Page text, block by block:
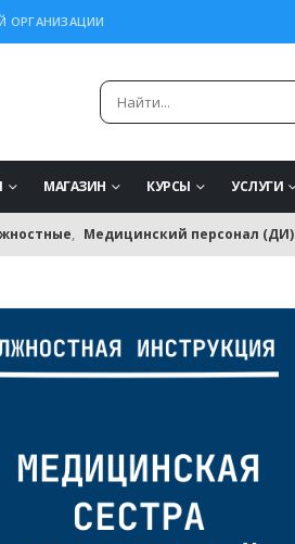
ОРГАНИЗАЦИИ
МАГАЗИН КУРСЫ УСЛУГИ
, Медицинский персонал (ДИ)